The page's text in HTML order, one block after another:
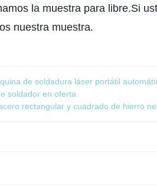
la muestra para libre.Si
nuestra muestra.
de soldadura láser portátil
soldador en oferta
rectangular y cuadrado de hierro